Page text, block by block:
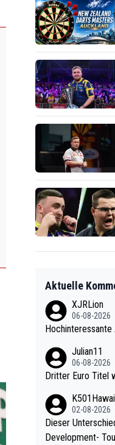
Aktuelle
XJRLion
06-08-2026
Hochinteressante
Julian11
06-08-2026
Dritter Euro Titel
02-08-2026
Dieser Unterschied im
Development-